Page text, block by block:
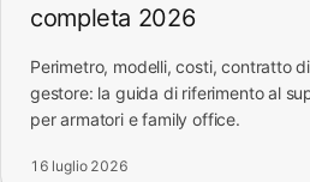
completa 2026
Perimetro, modelli, costi, contratto
gestore: la guida di riferimento al
per armatori e family office.
16 luglio 2026